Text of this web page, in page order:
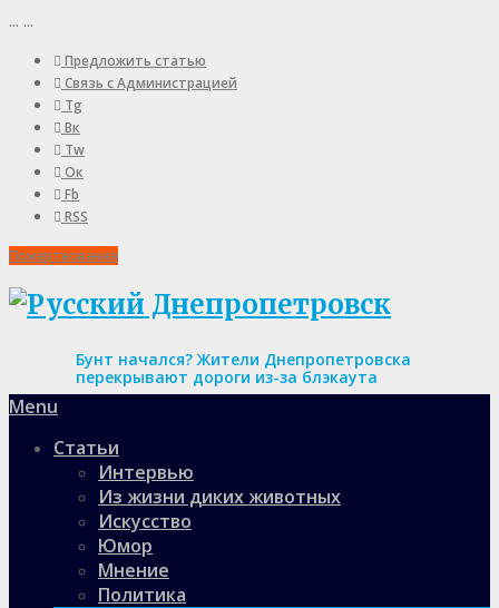
... ...
Предложить статью
Связь с Администрацией
Tg
Вк
Tw
Ок
Fb
RSS
Пожертвования
Бунт начался? Жители Днепропетровска
перекрывают дороги из-за блэкаута
Menu
Статьи
Интервью
Из жизни диких животных
Искусство
Юмор
Мнение
Политика